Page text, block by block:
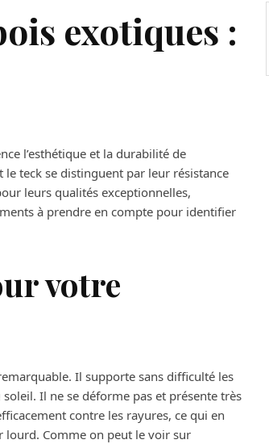
exotiques :
l’esthétique et la durabilité de
le teck se distinguent par leur résistance
leurs qualités exceptionnelles,
à prendre en compte pour identifier
votre
Il supporte sans difficulté les
Il ne se déforme pas et présente très
contre les rayures, ce qui en
Comme on peut le voir sur